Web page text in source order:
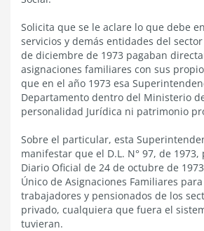
Solicita que se le aclare lo que debe
servicios y demás entidades del
de diciembre de 1973 pagaban
asignaciones familiares con sus
que en el año 1973 esa
Departamento dentro del Ministerio
personalidad Jurídica ni patrimonio
Sobre el particular, esta
manifestar que el D.L. N° 97, de
Diario Oficial de 24 de octubre de
Único de Asignaciones Familiares
trabajadores y pensionados de los
privado, cualquiera que fuera el
tuvieran.